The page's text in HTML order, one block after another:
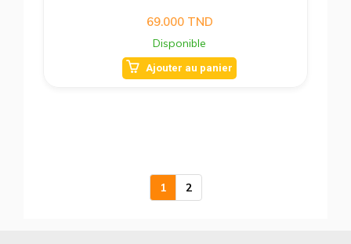
69.000TND
Disponible
Ajouter au panier
1 2